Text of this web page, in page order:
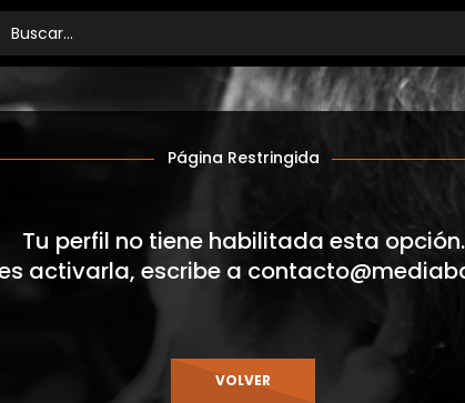
Página Restringida
Tu perfil no tiene habilitada esta opción.
activarla, escribe a